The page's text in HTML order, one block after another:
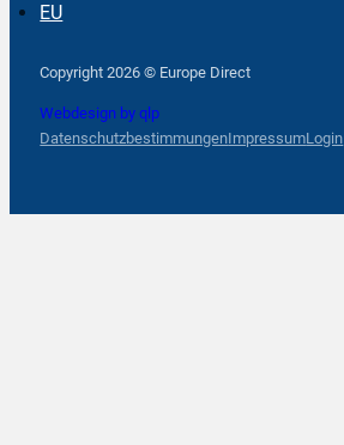
EU
Copyright 2026 © Europe Direct
Webdesign by qlp
DatenschutzbestimmungenImpressumLogin